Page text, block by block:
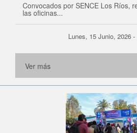
Convocados por SENCE Los Ríos,
las oficinas...
Lunes, 15 Junio, 2026 -
Ver más